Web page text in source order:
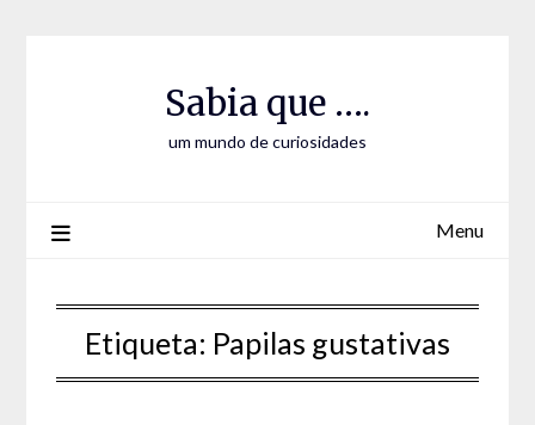
Sabia que ….
um mundo de curiosidades
Menu
Etiqueta: Papilas gustativas